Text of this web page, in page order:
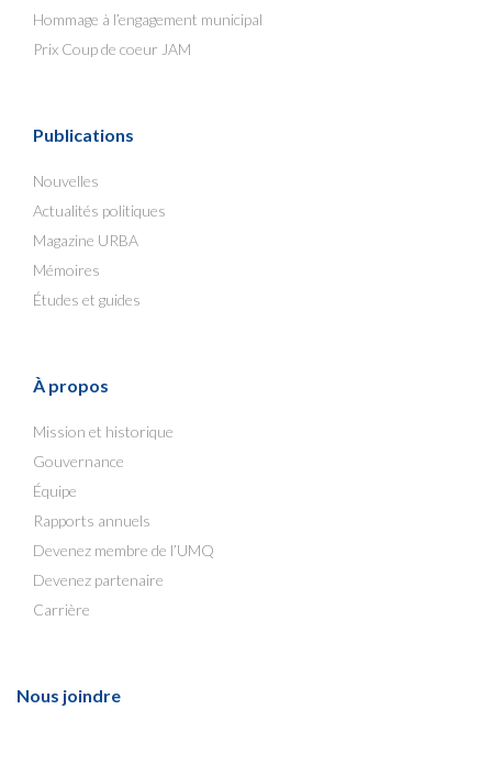
Hommage à l’engagement municipal
Prix Coup de coeur JAM
Publications
Nouvelles
Actualités politiques
Magazine URBA
Mémoires
Études et guides
À propos
Mission et historique
Gouvernance
Équipe
Rapports annuels
Devenez membre de l’UMQ
Devenez partenaire
Carrière
Nous joindre